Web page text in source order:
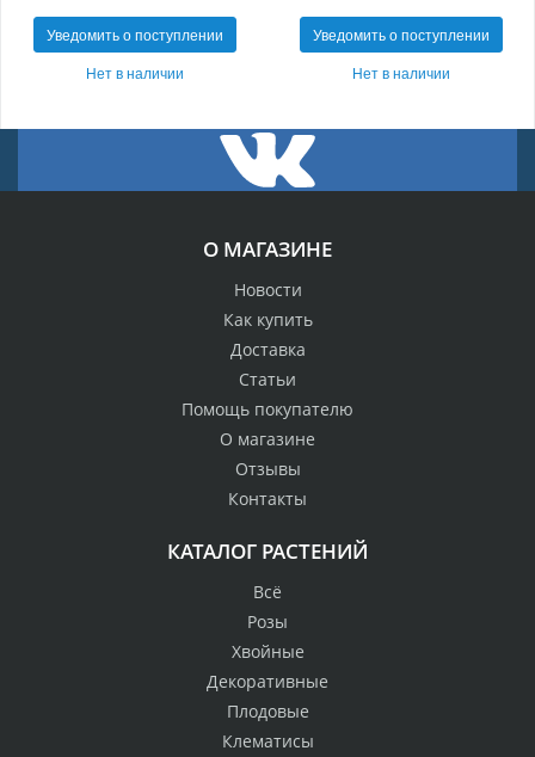
Уведомить о поступлении
Нет в наличии
Уведомить о поступлении
Нет в наличии
О МАГАЗИНЕ
Новости
Как купить
Доставка
Статьи
Помощь покупателю
О магазине
Отзывы
Контакты
КАТАЛОГ РАСТЕНИЙ
Всё
Розы
Хвойные
Декоративные
Плодовые
Клематисы